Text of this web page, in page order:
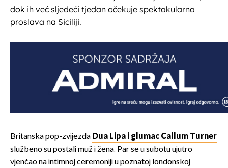
dok ih već sljedeći tjedan očekuje spektakularna
proslava na Siciliji.
Britanska pop-zvijezda Dua Lipa i glumac Callum Turner
službeno su postali muž i žena. Par se u subotu ujutro
vjenčao na intimnoj ceremoniji u poznatoj londonskoj